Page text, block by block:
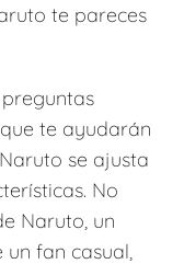
te pareces
te ayudarán
se ajusta
No
Naruto, un
un fan casual,